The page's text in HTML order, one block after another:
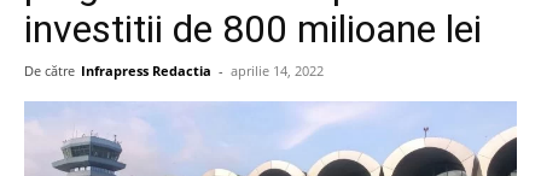
investitii de 800 milioane lei
De către Infrapress Redactia - aprilie 14, 2022